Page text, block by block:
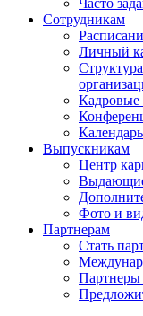
Часто
Сотрудникам
Личный
Кадровые
Выпускникам
Центр
Фото и
Партнерам
Стать